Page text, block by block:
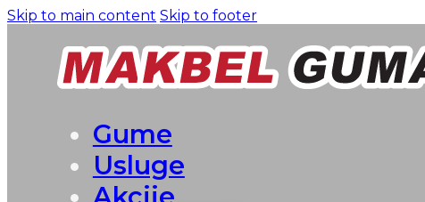
Skip to main content Skip to footer
Gume
Usluge